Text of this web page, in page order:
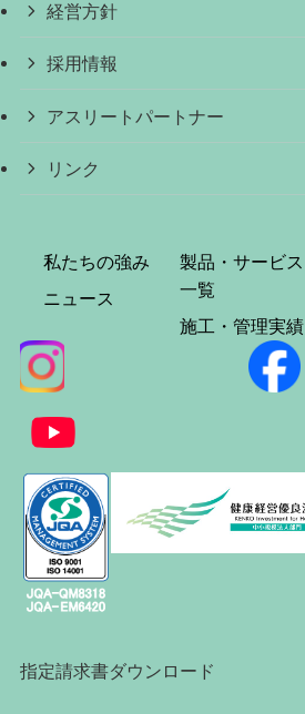
経営方針
採用情報
アスリートパートナー
リンク
私たちの強み
ニュース
製品・サービス
一覧
施工・管理実績
指定請求書ダウンロード